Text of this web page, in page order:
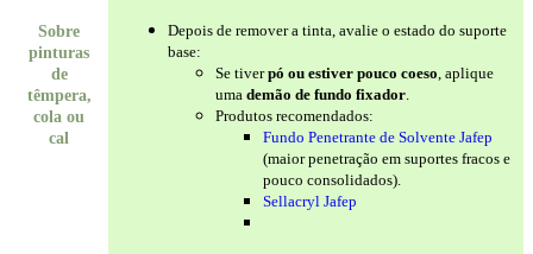
Sobre
pinturas
de
têmpera,
cola ou
cal
Depois de remover a tinta, avalie o estado do suporte
base:
Se tiverpó ou estiver pouco coeso, aplique
uma demão de fundo fixador.
Produtos recomendados:
Fundo Penetrante de Solvente Jafep
(maior penetração em suportes fracos e
pouco consolidados).
Sellacryl Jafep